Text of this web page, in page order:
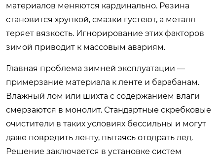
материалов меняются кардинально. Резина
становится хрупкой, смазки густеют, а металл
теряет вязкость. Игнорирование этих факторов
зимой приводит к массовым авариям.
Главная проблема зимней эксплуатации —
примерзание материала к ленте и барабанам.
Влажный лом или шихта с содержанием влаги
смерзаются в монолит. Стандартные скребковые
очистители в таких условиях бессильны и могут
даже повредить ленту, пытаясь отодрать лед.
Решение заключается в установке систем